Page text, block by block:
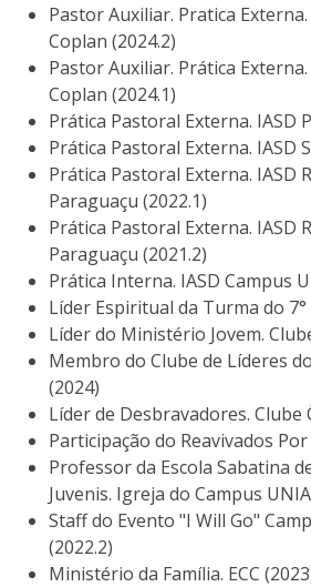
Pastor Auxiliar. Pratica
Coplan (2024.2)
Pastor Auxiliar. Prática
Coplan (2024.1)
Prática Pastoral Externa. IASD
Prática Pastoral Externa. IASD
Prática Pastoral Externa. IASD
Paraguaçu (2022.1)
Prática Pastoral Externa. IASD
Paraguaçu (2021.2)
Prática Interna. IASD Campus
Líder Espiritual da Turma do 7°
Líder do Ministério Jovem.
Membro do Clube de Líderes
(2024)
Líder de Desbravadores. Clube
Participação do Reavivados
Professor da Escola Sabatina
Juvenis. Igreja do Campus
Staff do Evento "I Will Go"
(2022.2)
Ministério da Família. ECC